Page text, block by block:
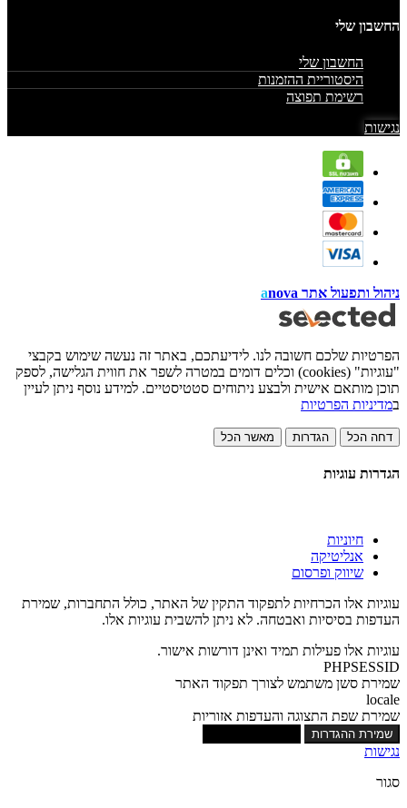
החשבון שלי
החשבון שלי
היסטוריית ההזמנות
רשימת תפוצה
נגישות
ניהול ותפעול אתר anova
הפרטיות שלכם חשובה לנו. לידיעתכם, באתר זה נעשה שימוש בקבצי
"עוגיות" (cookies) וכלים דומים במטרה לשפר את חווית הגלישה, לספק
תוכן מותאם אישית ולבצע ניתוחים סטטיסטיים. למידע נוסף ניתן לעיין
במדיניות הפרטיות
דחה הכל הגדרות מאשר הכל
הגדרות עוגיות
חיוניות
אנליטיקה
שיווק ופרסום
עוגיות אלו הכרחיות לתפקוד התקין של האתר, כולל התחברות, שמירת
העדפות בסיסיות ואבטחה. לא ניתן להשבית עוגיות אלו.
עוגיות אלו פעילות תמיד ואינן דורשות אישור.
PHPSESSID
שמירת סשן משתמש לצורך תפקוד האתר
locale
שמירת שפת התצוגה והעדפות אזוריות
שמירת ההגדרות
נגישות
סגור